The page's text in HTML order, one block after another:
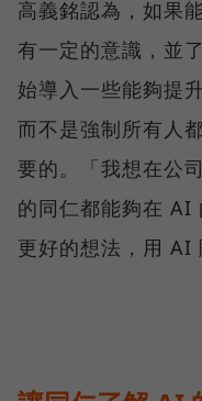
高義銘認為，如果
有一定的意識，並
始導入一些能夠提
而不是強制所有人
要的。「我想在公
的同仁都能夠在 AI
更好的想法，用 AI